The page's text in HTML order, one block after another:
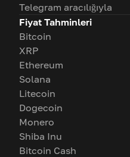
Telegram aracılığıyla
Fiyat Tahminleri
Bitcoin
XRP
Ethereum
Solana
Litecoin
Dogecoin
Monero
Shiba Inu
Bitcoin Cash